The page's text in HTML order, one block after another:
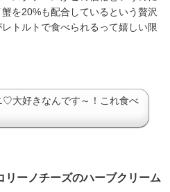
を20%も配合しているという贅沢
トルトで食べられるって嬉しい限
♡大好きなんです～！これ食べ
ーノチーズのハーブクリーム